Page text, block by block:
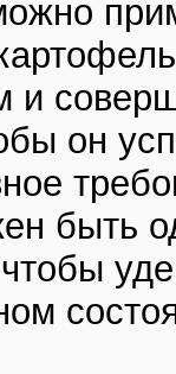
и
он
быть